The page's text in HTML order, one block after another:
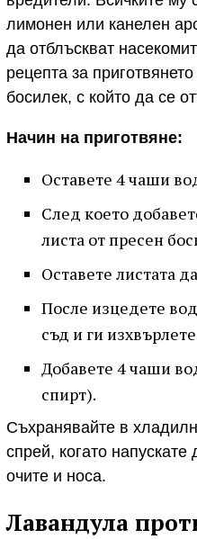
лимонен или канелен
да отблъскват
рецепта за
босилек, с който да се
Начин на приготвяне:
Оставете 4 чаши
След което
листа от пресен
Оставете листата
После изцедете
съд и ги
Добавете 4 чаши
спирт).
Съхранявайте в
спрей, когато
очите и носа.
Лавандула